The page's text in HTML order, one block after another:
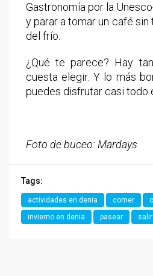
Gastronomía por la
y parar a tomar un café
del frío.
¿Qué te parece? Hay
cuesta elegir. Y lo más
puedes disfrutar casi todo
Foto de buceo: Mardays
Tags:
actividades en denia comer
invierno en denia
pasear salir